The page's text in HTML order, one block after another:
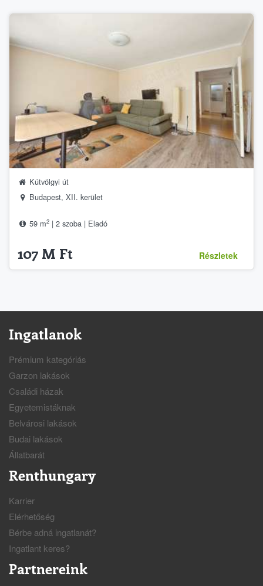
Kútvölgyi út
Budapest, XII. kerület
59 m2 | 2 szoba | Eladó
107 M Ft Részletek
Ingatlanok
Prémium kategóriás
Garzon lakások
Családi házak
Egyetemistáknak
Belvárosi lakások
Budai lakások
Állatbarát
Renthungary
Karrier
Elérhetőség
Bérbe adná ingatlanát?
Ingatlant keres?
Partnereink